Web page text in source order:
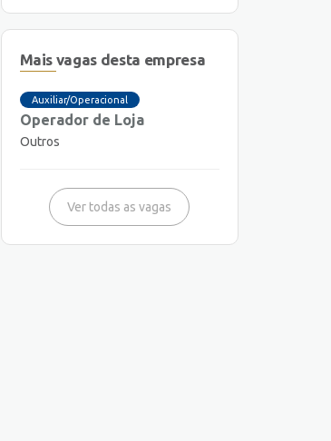
Mais vagas desta empresa
Auxiliar/Operacional
Operador de Loja
Outros
Ver todas as vagas